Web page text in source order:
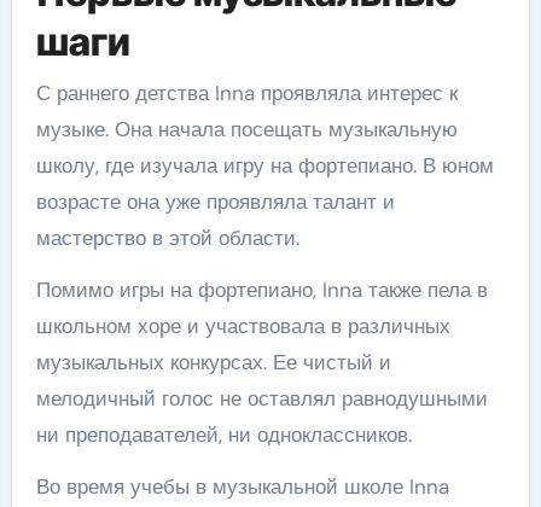
шаги
С раннего детства Inna проявляла интерес к
музыке. Она начала посещать музыкальную
школу, где изучала игру на фортепиано. В юном
возрасте она уже проявляла талант и
мастерство в этой области.
Помимо игры на фортепиано, Inna также пела в
школьном хоре и участвовала в различных
музыкальных конкурсах. Ее чистый и
мелодичный голос не оставлял равнодушными
ни преподавателей, ни одноклассников.
Во время учебы в музыкальной школе Inna